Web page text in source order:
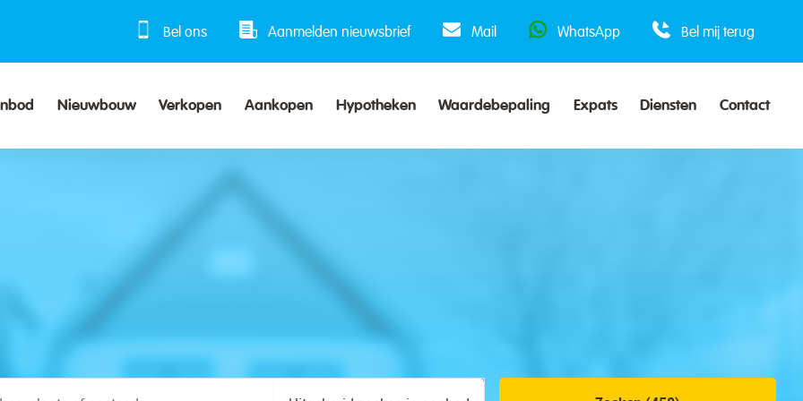
Bel ons Aanmelden nieuwsbrief Mail WhatsApp Bel mij terug
Nieuwbouw Verkopen Aankopen Hypotheken Waardebepaling Expats Diensten Contact